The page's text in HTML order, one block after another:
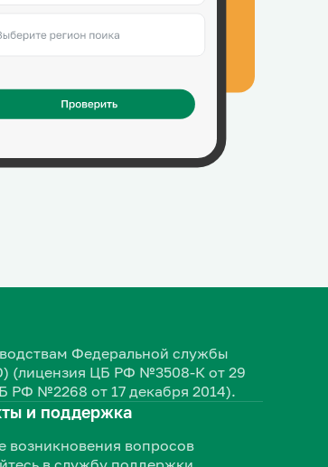
Федеральной службы
(лицензия ЦБ РФ №3508-К от 29
РФ №2268 от 17 декабря 2014).
и поддержка
возникновения вопросов